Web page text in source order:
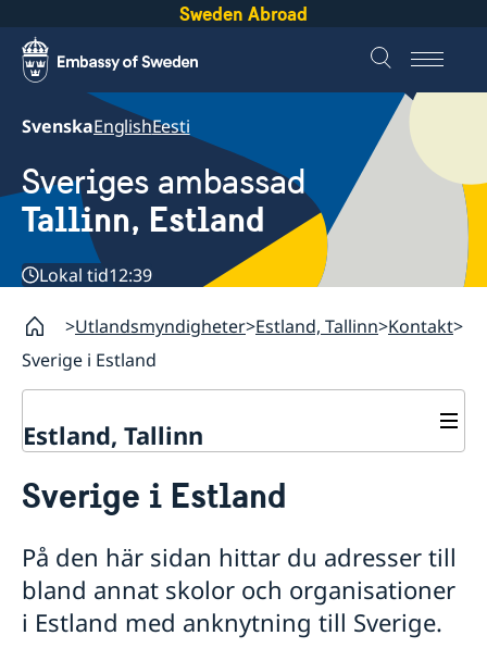
Sweden Abroad
SvenskaEnglishEesti
Sveriges ambassad
Tallinn, Estland
Lokal tid12:39
Utlandsmyndigheter Estland, Tallinn Kontakt
Sverige i Estland
Estland, Tallinn
Sverige i Estland
Ambassadör Charlotte Wrangberg
Dataskyddspolicy för utlandsmyndigheterna
Så stöttar vi svenska företag
Vi är en resurs för svenska företag
Team Sweden
Nyheter
Sverige i Estland
På den här sidan hittar du adresser till
bland annat skolor och organisationer
i Estland med anknytning till Sverige.